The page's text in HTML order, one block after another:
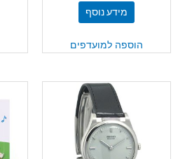
מידע נוסף
הוספה למועדפים